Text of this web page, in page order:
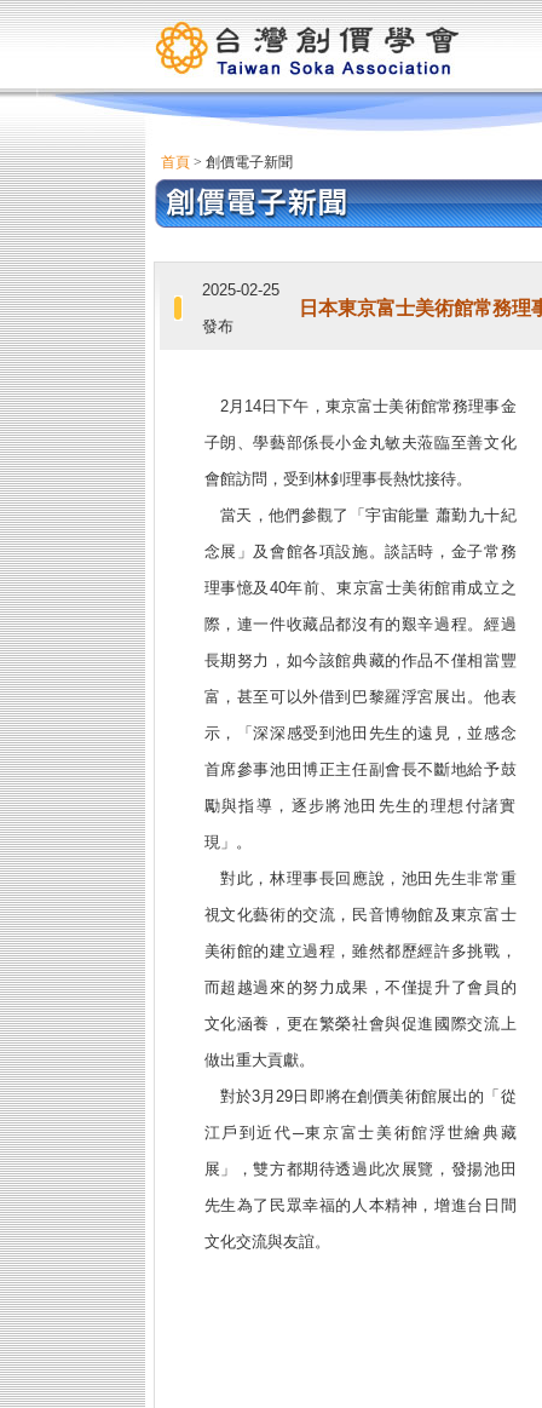
首頁> 創價電子新聞
2025-02-25
發布
日本東京富士美術館常務理
2月14日下午，東京富士美術館常務理事金
子朗、學藝部係長小金丸敏夫蒞臨至善文化
會館訪問，受到林釗理事長熱忱接待。
當天，他們參觀了「宇宙能量 蕭勤九十紀
念展」及會館各項設施。談話時，金子常務
理事憶及40年前、東京富士美術館甫成立之
際，連一件收藏品都沒有的艱辛過程。經過
長期努力，如今該館典藏的作品不僅相當豐
富，甚至可以外借到巴黎羅浮宮展出。他表
示，「深深感受到池田先生的遠見，並感念
首席參事池田博正主任副會長不斷地給予鼓
勵與指導，逐步將池田先生的理想付諸實
現」。
對此，林理事長回應說，池田先生非常重
視文化藝術的交流，民音博物館及東京富士
美術館的建立過程，雖然都歷經許多挑戰，
而超越過來的努力成果，不僅提升了會員的
文化涵養，更在繁榮社會與促進國際交流上
做出重大貢獻。
對於3月29日即將在創價美術館展出的「從
江戶到近代─東京富士美術館浮世繪典藏
展」，雙方都期待透過此次展覽，發揚池田
先生為了民眾幸福的人本精神，增進台日間
文化交流與友誼。